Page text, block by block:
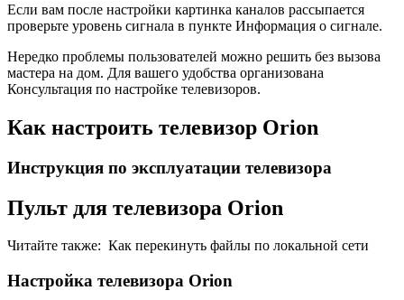
Если вам после настройки картинка каналов рассыпается
проверьте уровень сигнала в пункте Информация о сигнале.
Нередко проблемы пользователей можно решить без вызова
мастера на дом. Для вашего удобства организована
Консультация по настройке телевизоров.
Как настроить телевизор Orion
Инструкция по эксплуатации телевизора
Пульт для телевизора Orion
Читайте также: Как перекинуть файлы по локальной сети
Настройка телевизора Orion